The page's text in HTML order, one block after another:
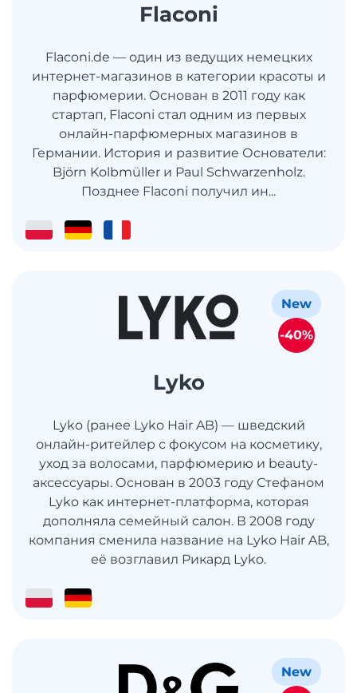
Flaconi
Flaconi.de — один из ведущих немецких
интернет-магазинов в категории красоты и
парфюмерии. Основан в 2011 году как
стартап, Flaconi стал одним из первых
онлайн-парфюмерных магазинов в
Германии. История и развитие Основатели:
Björn Kolbmüller и Paul Schwarzenholz.
Позднее Flaconi получил ин...
Lyko
Lyko (ранее Lyko Hair AB) — шведский
онлайн-ритейлер с фокусом на косметику,
уход за волосами, парфюмерию и beauty-
аксессуары. Основан в 2003 году Стефаном
Lyko как интернет-платформа, которая
дополняла семейный салон. В 2008 году
компания сменила название на Lyko Hair AB,
её возглавил Рикард Lyko.
New
-40%
New